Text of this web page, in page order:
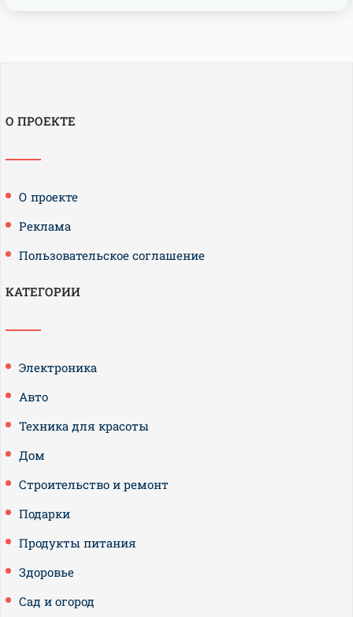
О ПРОЕКТЕ
О проекте
Реклама
Пользовательское соглашение
КАТЕГОРИИ
Электроника
Авто
Техника для красоты
Дом
Строительство и ремонт
Подарки
Продукты питания
Здоровье
Сад и огород